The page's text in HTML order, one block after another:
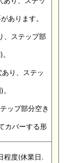
あります。
、ステップ部
り、ステッ
ップ部分空き
カバーする形
程度(休業日.